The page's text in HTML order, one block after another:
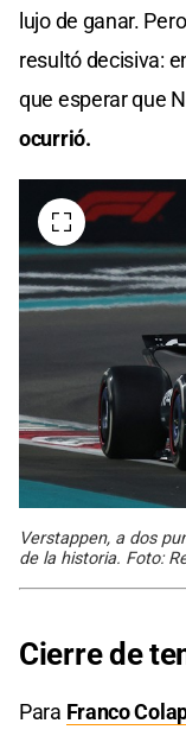
lujo de ganar.
resultó decisiva:
que esperar que
ocurrió.
Verstappen, a dos
de la historia. Foto:
Cierre de
Para Franco